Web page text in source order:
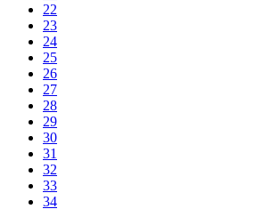
22
23
24
25
26
27
28
29
30
31
32
33
34